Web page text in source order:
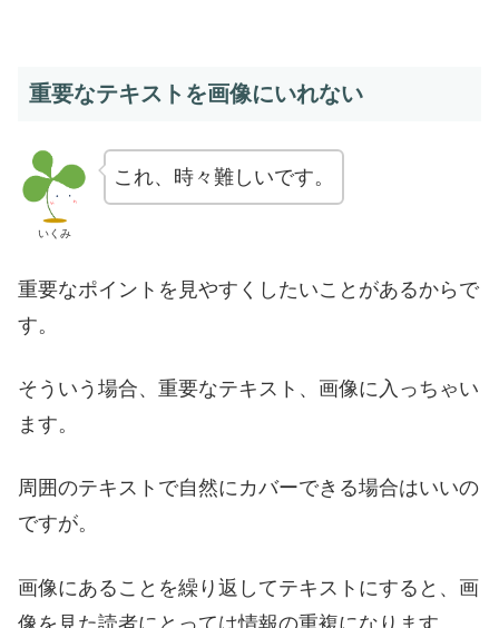
重要なテキストを画像にいれない
いくみ
これ、時々難しいです。
重要なポイントを見やすくしたいことがあるからで
す。
そういう場合、重要なテキスト、画像に入っちゃい
ます。
周囲のテキストで自然にカバーできる場合はいいの
ですが。
画像にあることを繰り返してテキストにすると、画
像を見た読者にとっては情報の重複になります。